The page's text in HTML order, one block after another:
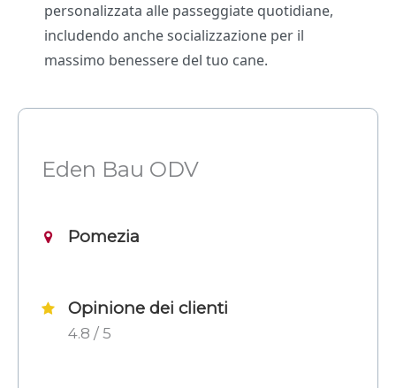
personalizzata alle passeggiate quotidiane,
includendo anche socializzazione per il
massimo benessere del tuo cane.
Eden Bau ODV
Pomezia
Opinione dei clienti
4.8 / 5